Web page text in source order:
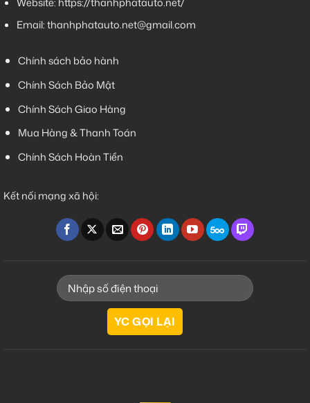
Email:thanhphatauto.net@gmail.com
Chính sách bảo hành
Chính Sách Bảo Mật
Chính Sách Giao Hàng
Mua Hàng & Thanh Toán
Chính Sách Hoàn Tiền
Kết nối mạng xã hội: